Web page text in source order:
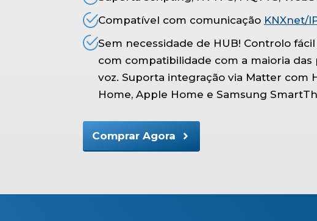
Compatível com comunicação KNXnet/
Sem necessidade de HUB! Controlo
com compatibilidade com a maioria
voz. Suporta integração via Matter com
Home, Apple Home e Samsung
Comprar Agora